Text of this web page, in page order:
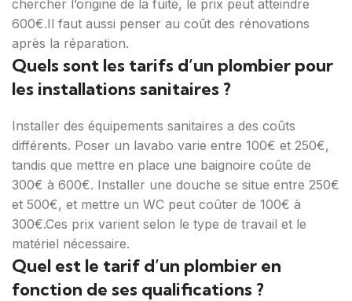
chercher l’origine de la fuite, le prix peut atteindre
600€.Il faut aussi penser au coût des rénovations
après la réparation.
Quels sont les tarifs d’un plombier pour
les installations sanitaires ?
Installer des équipements sanitaires a des coûts
différents. Poser un lavabo varie entre 100€ et 250€,
tandis que mettre en place une baignoire coûte de
300€ à 600€. Installer une douche se situe entre 250€
et 500€, et mettre un WC peut coûter de 100€ à
300€.Ces prix varient selon le type de travail et le
matériel nécessaire.
Quel est le tarif d’un plombier en
fonction de ses qualifications ?